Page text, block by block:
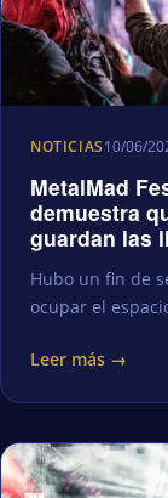
NOTICIAS10/06/
MetalMad
demuestra
guardan las
Hubo un fin de
ocupar el
Leer más →